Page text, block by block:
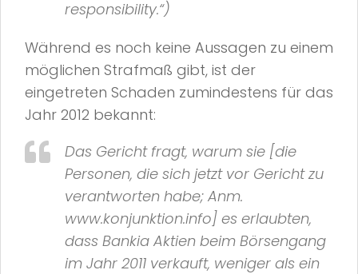
responsibility.“)
Während es noch keine Aussagen zu einem
möglichen Strafmaß gibt, ist der
eingetreten Schaden zumindestens für das
Jahr 2012 bekannt:
Das Gericht fragt, warum sie [die
Personen, die sich jetzt vor Gericht zu
verantworten habe; Anm.
www.konjunktion.info] es erlaubten,
dass Bankia Aktien beim Börsengang
im Jahr 2011 verkauft, weniger als ein